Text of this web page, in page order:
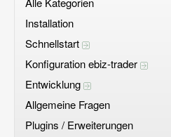
Frage stellen
Registrieren
Einloggen
Installation
Schnellstart
Konfiguration ebiz-trader
Entwicklung
Allgemeine Fragen
Plugins / Erweiterungen